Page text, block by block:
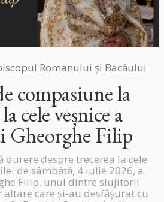
Romanului și Bacăului
compasiune la
cele veșnice a
Gheorghe Filip
durere despre trecerea la cele
de sâmbătă, 4 iulie 2026, a
Filip, unul dintre slujitorii
care și-au desfășurat cu